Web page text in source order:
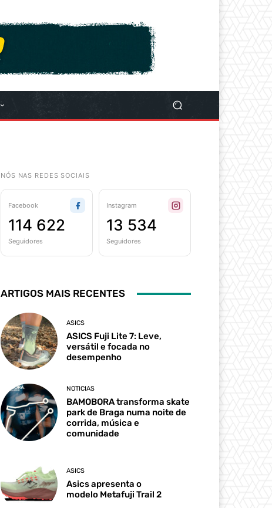
NÓS NAS REDES SOCIAIS
Facebook
114 622
Seguidores
Instagram
13 534
Seguidores
ARTIGOS MAIS RECENTES
ASICS
ASICS Fuji Lite 7: Leve,
versátil e focada no
desempenho
NOTICIAS
BAMOBORA transforma skate
park de Braga numa noite de
corrida, música e
comunidade
ASICS
Asics apresenta o
modelo Metafuji Trail 2